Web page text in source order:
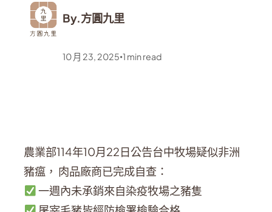
By.方圓九里
10 月 23, 2025 •1 min read
農業部114年10月22日公告台中牧場疑似非洲
豬瘟， 肉品廠商已完成自查：
一週內未承銷來自染疫牧場之豬隻